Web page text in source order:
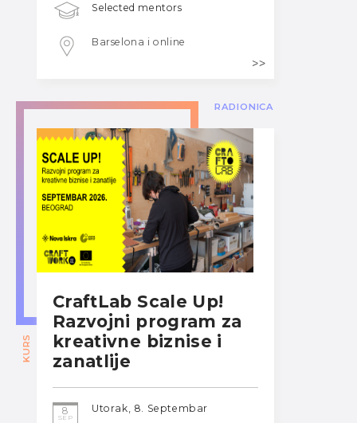
Selected mentors
Barselona i online
RADIONICA
KURS
CraftLab Scale Up!
Razvojni program za
kreativne biznise i
zanatlije
8
SEP
Utorak, 8. Septembar